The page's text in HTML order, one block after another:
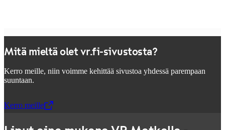
Mitä mieltä olet vr.fi-sivustosta?
Kerro meille, niin voimme kehittää sivustoa yhdessä parempaan
suuntaan.
Kerro meille
,Avataan uudessa välilehdessä